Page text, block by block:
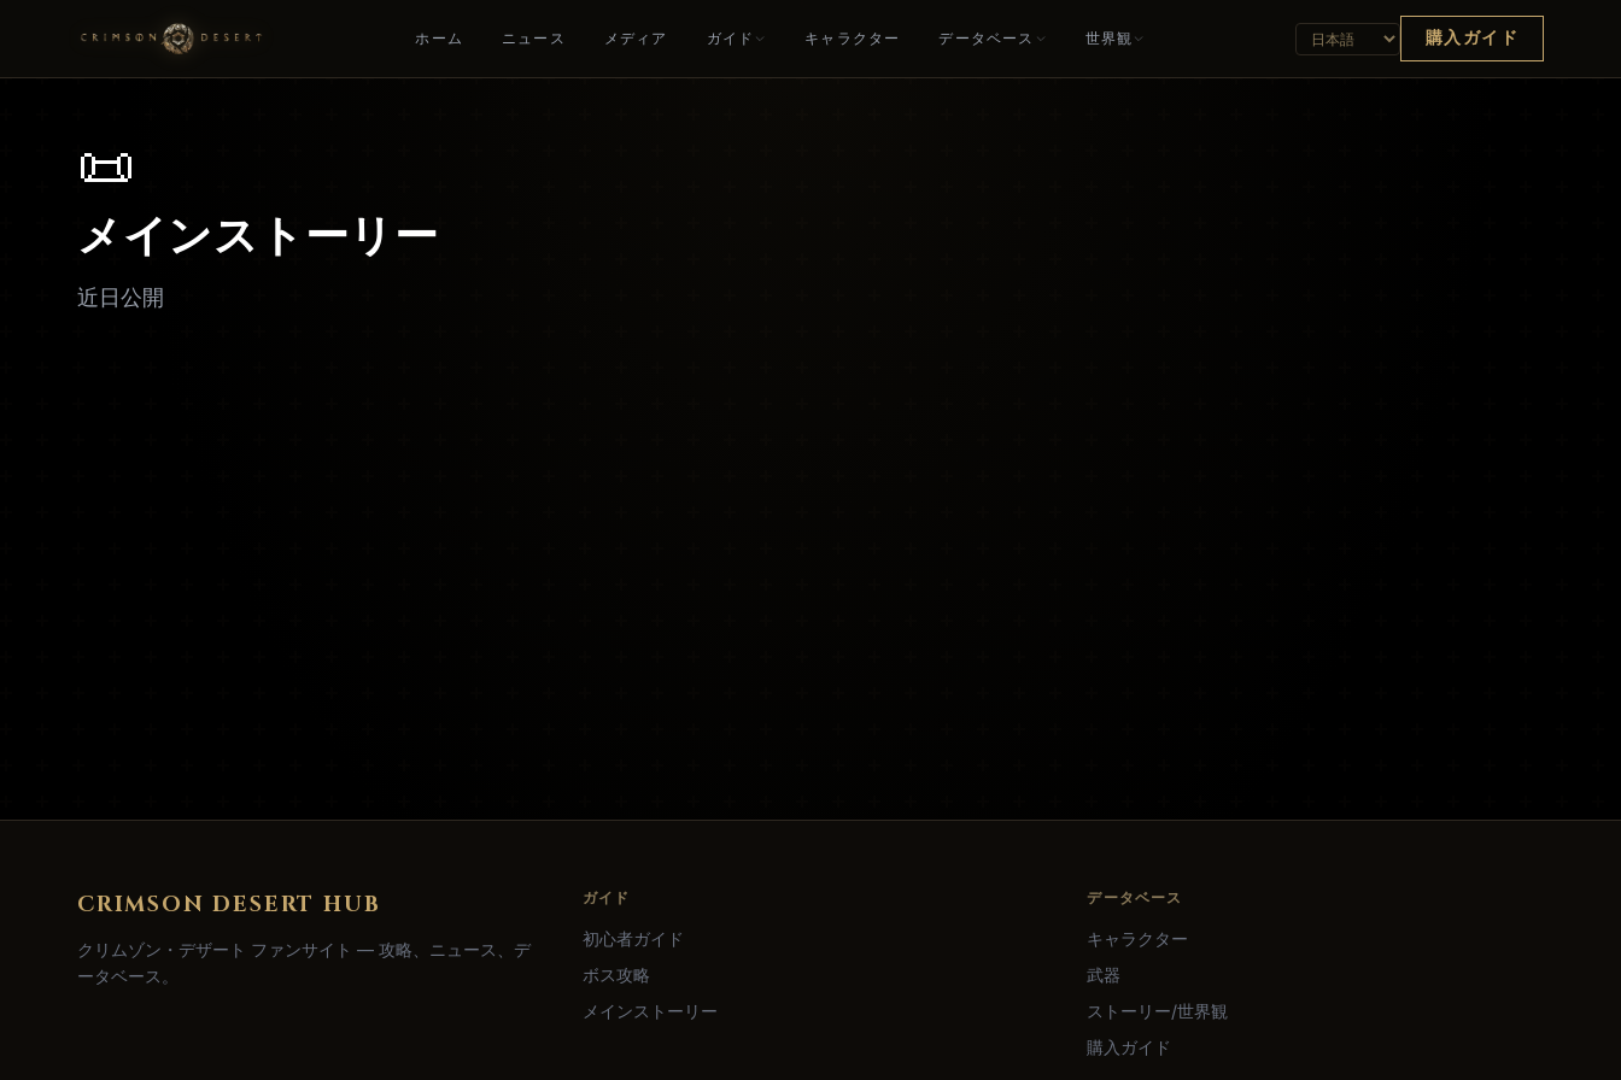
ホーム ニュース メディア ガイド キャラクター データベース 世界観 購入ガイド
📜
メインストーリー
近日公開
CRIMSON DESERT HUB
クリムゾン・デザート ファンサイト — 攻略、ニュース、デ
ータベース。
ガイド
初心者ガイド
ボス攻略
メインストーリー
データベース
キャラクター
武器
ストーリー/世界観
購入ガイド